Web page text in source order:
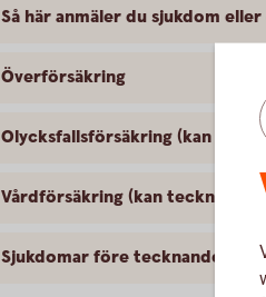
Så här anmäler du sjukdom
Överförsäkring
Olycksfallsförsäkring (kan
Vårdförsäkring (kan tecknas
Sjukdomar före tecknandet